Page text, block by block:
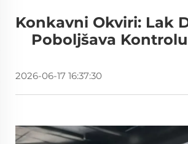
Konkavni Okviri: Lak
Poboljšava
2026-06-17 16:37:30